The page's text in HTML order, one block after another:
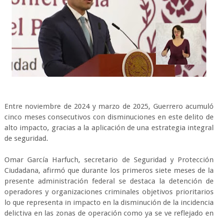
Entre noviembre de 2024 y marzo de 2025, Guerrero acumuló
cinco meses consecutivos con disminuciones en este delito de
alto impacto, gracias a la aplicación de una estrategia integral
de seguridad.
Omar García Harfuch, secretario de Seguridad y Protección
Ciudadana, afirmó que durante los primeros siete meses de la
presente administración federal se destaca la detención de
operadores y organizaciones criminales objetivos prioritarios
lo que representa in impacto en la disminución de la incidencia
delictiva en las zonas de operación como ya se ve reflejado en